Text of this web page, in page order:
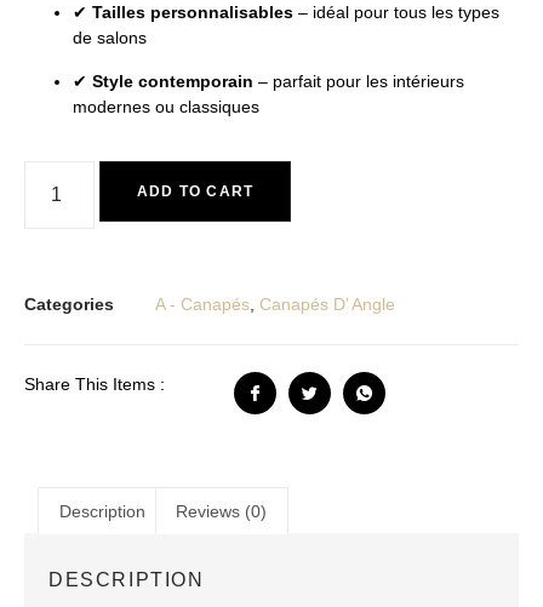
✔ Tailles personnalisables – idéal pour tous les types
de salons
✔ Style contemporain – parfait pour les intérieurs
modernes ou classiques
ADD TO CART
Categories A - Canapés Canapés D’ Angle
Share This Items :
Description Reviews (0)
DESCRIPTION